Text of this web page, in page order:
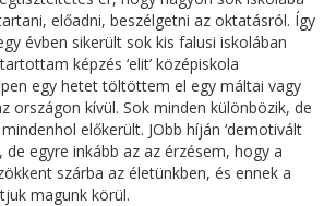
előadni, beszélgetni az oktatásról. Így
évben sikerült sok kis falusi iskolában
képzés ‘elit’ középiskola
egy hetet töltöttem el egy máltai vagy
országon kívül. Sok minden különbözik, de
előkerült. JObb híján ‘demotivált
de egyre inkább az az érzésem, hogy a
szárba az életünkben, és ennek a
magunk körül.